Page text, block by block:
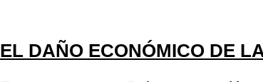
EL DAÑO ECONÓMICO DE